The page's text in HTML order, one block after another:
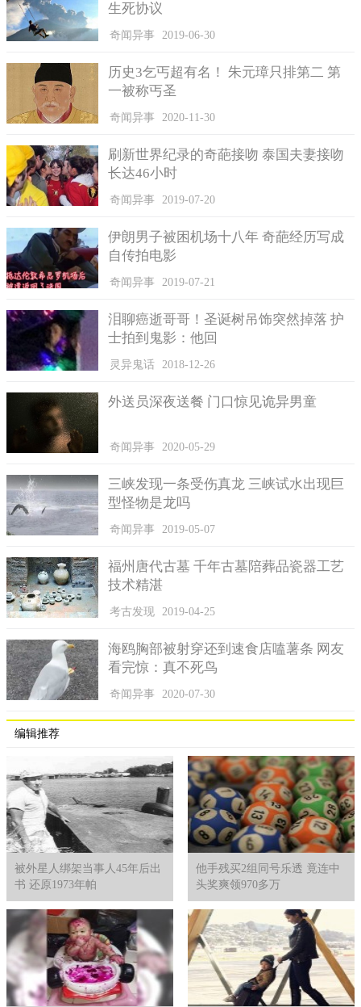
生死协议
奇闻异事 2019-06-30
历史3乞丐超有名！ 朱元璋只排第二 第
一被称丐圣
奇闻异事 2020-11-30
刷新世界纪录的奇葩接吻 泰国夫妻接吻
长达46小时
奇闻异事 2019-07-20
伊朗男子被困机场十八年 奇葩经历写成
自传拍电影
奇闻异事 2019-07-21
泪聊癌逝哥哥！圣诞树吊饰突然掉落 护
士拍到鬼影：他回
灵异鬼话 2018-12-26
外送员深夜送餐 门口惊见诡异男童
奇闻异事 2020-05-29
三峡发现一条受伤真龙 三峡试水出现巨
型怪物是龙吗
奇闻异事 2019-05-07
福州唐代古墓 千年古墓陪葬品瓷器工艺
技术精湛
考古发现 2019-04-25
海鸥胸部被射穿还到速食店嗑薯条 网友
看完惊：真不死鸟
奇闻异事 2020-07-30
编辑推荐
被外星人绑架当事人45年后出
书 还原1973年帕
他手残买2组同号乐透 竟连中
头奖爽领970多万